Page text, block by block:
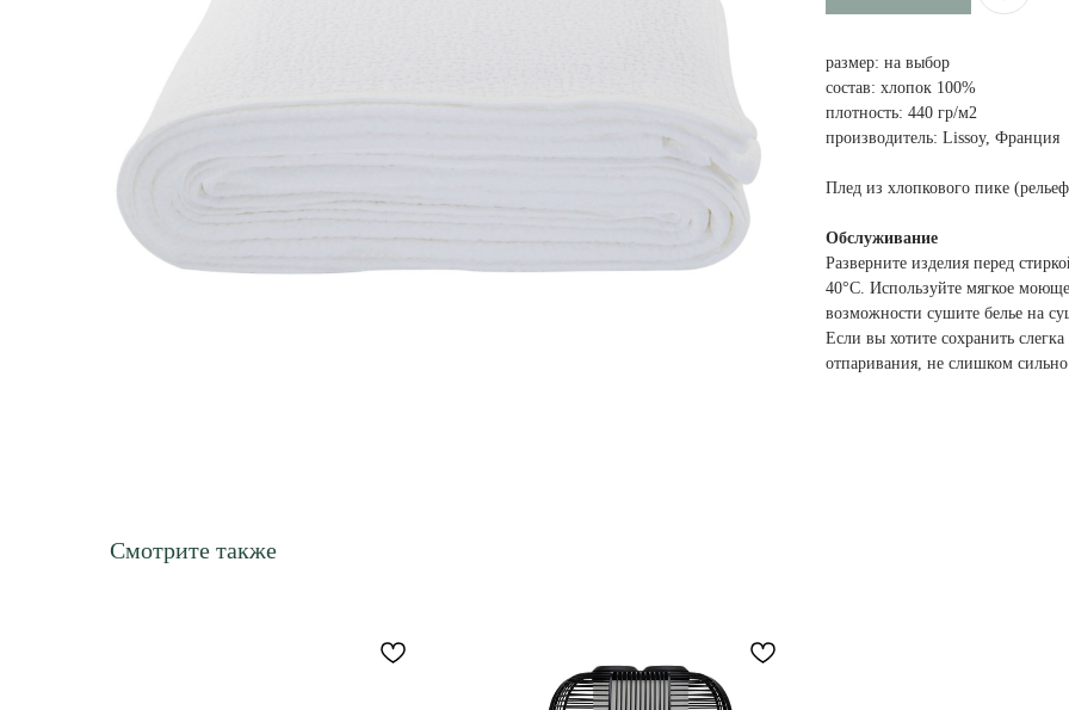
размер: на выбор
состав: хлопок 100%
плотность: 440 гр/м2
производитель: Lissoy, Франция
Плед из хлопкового пике
Обслуживание
Разверните изделия перед
40°С. Используйте мягкое
возможности сушите белье на
Если вы хотите сохранить
отпаривания, не слишком
Смотрите также